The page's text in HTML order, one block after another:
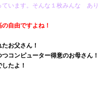
ています。そんな１枚みんな あり
自由ですよね！
お父さん！
コンピューター得意のお母さん！
たよ！